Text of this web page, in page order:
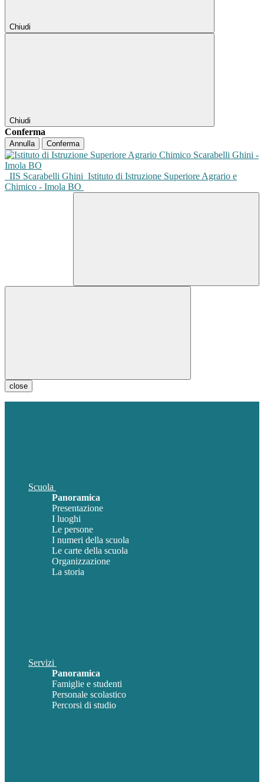
Chiudi
Chiudi
Conferma
Annulla Conferma
IIS Scarabelli Ghini Istituto di Istruzione Superiore Agrario e
Chimico - Imola BO
close
Scuola
Panoramica
Presentazione
I luoghi
Le persone
I numeri della scuola
Le carte della scuola
Organizzazione
La storia
Servizi
Panoramica
Famiglie e studenti
Personale scolastico
Percorsi di studio